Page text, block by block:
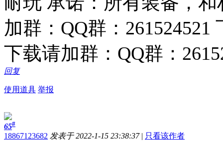
加群：QQ群：261524521
下载请加群：QQ群：
回复
使用道具 举报
65#
18867123682 发表于 2022-1-15 23:38:37 | 只看该作者